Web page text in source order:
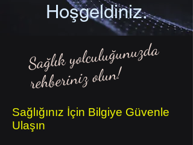
Hoşgeldiniz.
Sağlık yolculuğunuzda
rehberiniz olun!
Sağlığınız İçin Bilgiye Güvenle
Ulaşın